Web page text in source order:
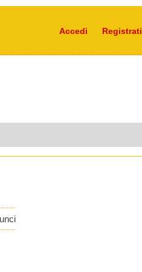
Accedi Registrati